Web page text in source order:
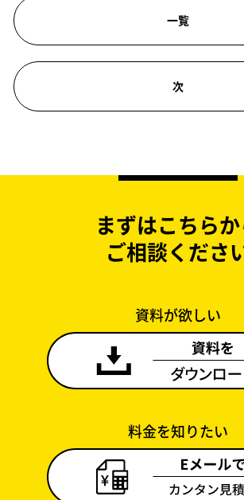
一覧
次
まずはこちらか
ご相談くださ
資料が欲しい
料金を知りたい